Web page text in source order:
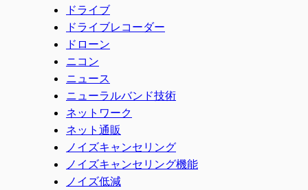
ドライブ
ドライブレコーダー
ドローン
ニコン
ニュース
ニューラルバンド技術
ネットワーク
ネット通販
ノイズキャンセリング
ノイズキャンセリング機能
ノイズ低減